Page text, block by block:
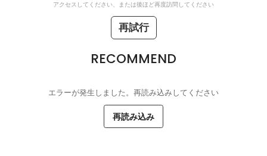
アクセスしてください、または後ほど再度訪問してください
再試行
RECOMMEND
エラーが発生しました。再読み込みしてください
再読み込み